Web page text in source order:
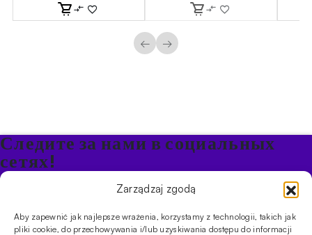
Zarządzaj zgodą
Aby zapewnić jak najlepsze wrażenia, korzystamy z technologii, takich jak
pliki cookie, do przechowywania i/lub uzyskiwania dostępu do informacji
← →
Следите за нами в социальных
сетях!
Будьте в курсе акций и новостей в Кальяне
ПРОДУКТЫ